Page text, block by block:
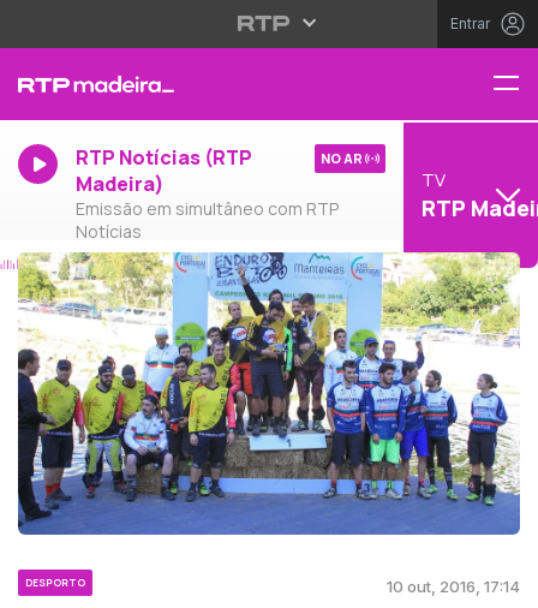
Entrar
RTP Notícias (RTP
Madeira)
Emissão em simultâneo com RTP
Notícias
NO AR
TV
RTP
DESPORTO 10 out, 2016, 17:14